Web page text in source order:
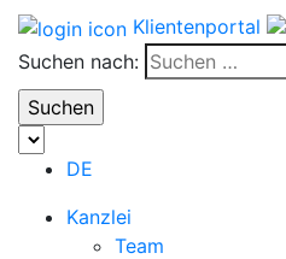
Klientenportal
Suchen nach:
DE
Kanzlei
Team